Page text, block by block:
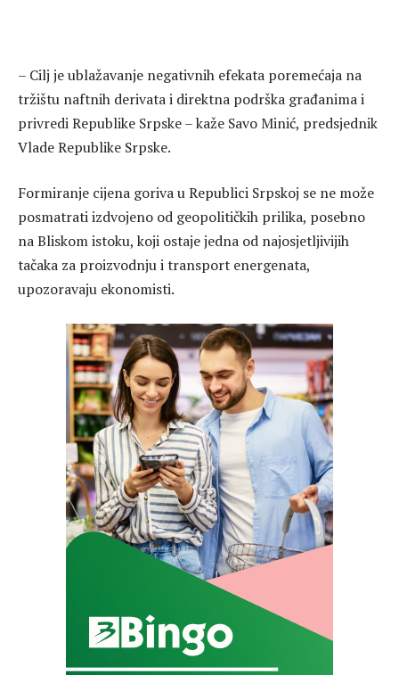
– Cilj je ublažavanje negativnih efekata poremećaja na
tržištu naftnih derivata i direktna podrška građanima i
privredi Republike Srpske – kaže Savo Minić, predsjednik
Vlade Republike Srpske.
Formiranje cijena goriva u Republici Srpskoj se ne može
posmatrati izdvojeno od geopolitičkih prilika, posebno
na Bliskom istoku, koji ostaje jedna od najosjetljivijih
tačaka za proizvodnju i transport energenata,
upozoravaju ekonomisti.